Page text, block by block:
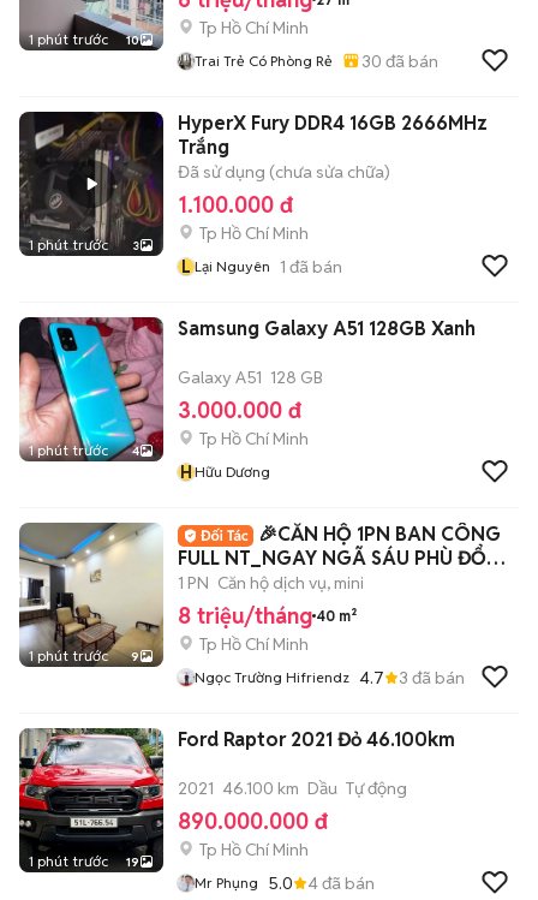
1 phút trước 10
Tp Hồ Chí Minh
Trai Trẻ Có Phòng Rẻ 30 đã bán
1 phút trước 3
HyperX Fury DDR4 16GB 2666MHz
Trắng
Đã sử dụng (chưa sửa chữa)
1.100.000 đ
Tp Hồ Chí Minh
L Lại Nguyên 1 đã bán
1 phút trước 4
Samsung Galaxy A51 128GB Xanh
Galaxy A51 128 GB
3.000.000 đ
Tp Hồ Chí Minh
HHữu Dương
1 phút trước 9
🎉CĂN HỘ 1PN BAN CÔNG
FULL NT_NGAY NGÃ SÁU PHÙ ĐỔNG
Q1
1 PN Căn hộ dịch vụ, mini
8 triệu/tháng 40 m²
Tp Hồ Chí Minh
Ngọc Trường Hifriendz 4.7 3 đã bán
1 phút trước 19
Ford Raptor 2021 Đỏ 46.100km
2021 46.100 km Dầu Tự động
890.000.000 đ
Tp Hồ Chí Minh
Mr Phụng 5.0 4đã bán